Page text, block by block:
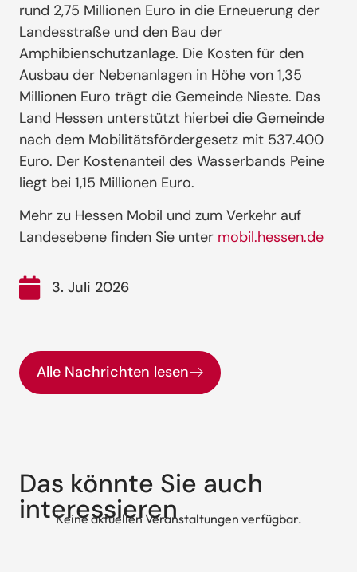
rund 2,75 Millionen Euro in die Erneuerung der
Landesstraße und den Bau der
Amphibienschutzanlage. Die Kosten für den
Ausbau der Nebenanlagen in Höhe von 1,35
Millionen Euro trägt die Gemeinde Nieste. Das
Land Hessen unterstützt hierbei die Gemeinde
nach dem Mobilitätsfördergesetz mit 537.400
Euro. Der Kostenanteil des Wasserbands Peine
liegt bei 1,15 Millionen Euro.
Mehr zu Hessen Mobil und zum Verkehr auf
Landesebene finden Sie unter mobil.hessen.de
3. Juli 2026
Alle Nachrichten lesen
Das könnte Sie auch
interessieren
Keine aktuellen Veranstaltungen verfügbar.